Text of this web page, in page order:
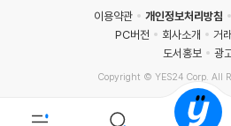
이용약관
개인정보처리방침
PC버전
회사소개
거
도서홍보
광
Copyright © YES24 Corp. All